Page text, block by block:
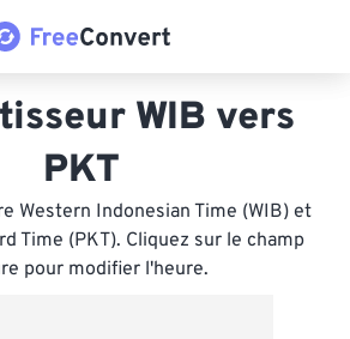
WIB vers
PKT
Western Indonesian Time (WIB) et
Time (PKT). Cliquez sur le champ
pour modifier l'heure.